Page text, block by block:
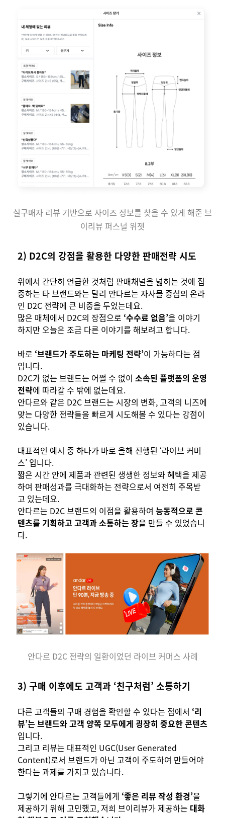
실구매자 리뷰 기반으로 사이즈 정보를 찾을 수 있게 해준 브
이리뷰 퍼스널 위젯
2) D2C의 강점을 활용한 다양한 판매전략 시도
위에서 간단히 언급한 것처럼 판매채널을 넓히는 것에 집
중하는 타 브랜드와는 달리 안다르는 자사몰 중심의 온라
인 D2C 전략에 큰 비중을 두었는데요.
많은 매체에서 D2C의 장점으로 ‘수수료 없음’을 이야기
하지만 오늘은 조금 다른 이야기를 해보려고 합니다.
바로 ‘브랜드가 주도하는 마케팅 전략’이 가능하다는 점
입니다.
D2C가 없는 브랜드는 어쩔 수 없이 소속된 플랫폼의 운영
전략에 따라갈 수 밖에 없는데요.
안다르와 같은 D2C 브랜드는 시장의 변화, 고객의 니즈에
맞는 다양한 전략들을 빠르게 시도해볼 수 있다는 강점이
있습니다.
대표적인 예시 중 하나가 바로 올해 진행된 ‘라이브 커머
스’ 입니다.
짧은 시간 안에 제품과 관련된 생생한 정보와 혜택을 제공
하여 판매성과를 극대화하는 전략으로서 여전히 주목받
고 있는데요.
안다르는 D2C 브랜드의 이점을 활용하여 능동적으로 콘
텐츠를 기획하고 고객과 소통하는 장을 만들 수 있었습니
다.
안다르 D2C 전략의 일환이었던 라이브 커머스 사례
3) 구매 이후에도 고객과 ‘친구처럼’ 소통하기
다른 고객들의 구매 경험을 확인할 수 있다는 점에서 ‘리
뷰’는 브랜드와 고객 양쪽 모두에게 굉장히 중요한 콘텐츠
입니다.
그리고 리뷰는 대표적인 UGC(User Generated
Content)로서 브랜드가 아닌 고객이 주도하여 만들어야
한다는 과제를 가지고 있습니다.
그렇기에 안다르는 고객들에게 ‘좋은 리뷰 작성 환경’을
제공하기 위해 고민했고, 저희 브이리뷰가 제공하는 대화